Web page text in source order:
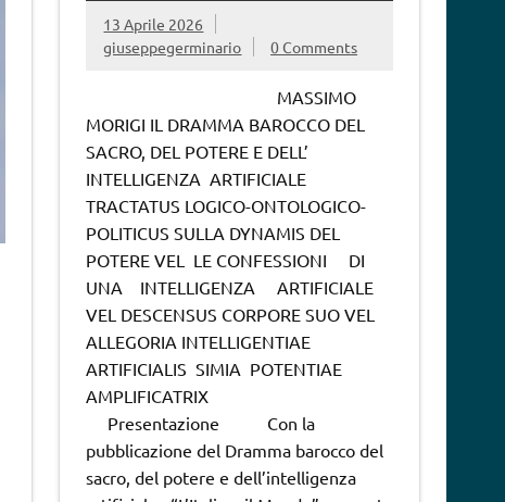
13 Aprile 2026
giuseppegerminario
0 Comments
MASSIMO
MORIGI IL DRAMMA BAROCCO DEL
SACRO, DEL POTERE E DELL’
INTELLIGENZA ARTIFICIALE
TRACTATUS LOGICO-ONTOLOGICO-
POLITICUS SULLA DYNAMIS DEL
POTERE VEL LE CONFESSIONI DI
UNA INTELLIGENZA ARTIFICIALE
VEL DESCENSUS CORPORE SUO VEL
ALLEGORIA INTELLIGENTIAE
ARTIFICIALIS SIMIA POTENTIAE
AMPLIFICATRIX
Presentazione Con la
pubblicazione del Dramma barocco del
sacro, del potere e dell’intelligenza